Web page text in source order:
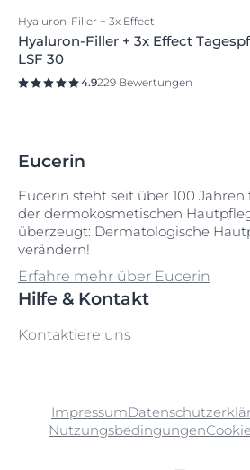
Hyaluron-Filler + 3x Effect
Hyaluron-Filler + 3x Effect
LSF 30
4.9229 Bewertungen
Eucerin
Eucerin steht seit über 100
der dermokosmetischen
überzeugt: Dermatologische
verändern!
Erfahre mehr über Eucerin
Hilfe & Kontakt
Kontaktiere uns
Impressum
Nutzungsbedingungen